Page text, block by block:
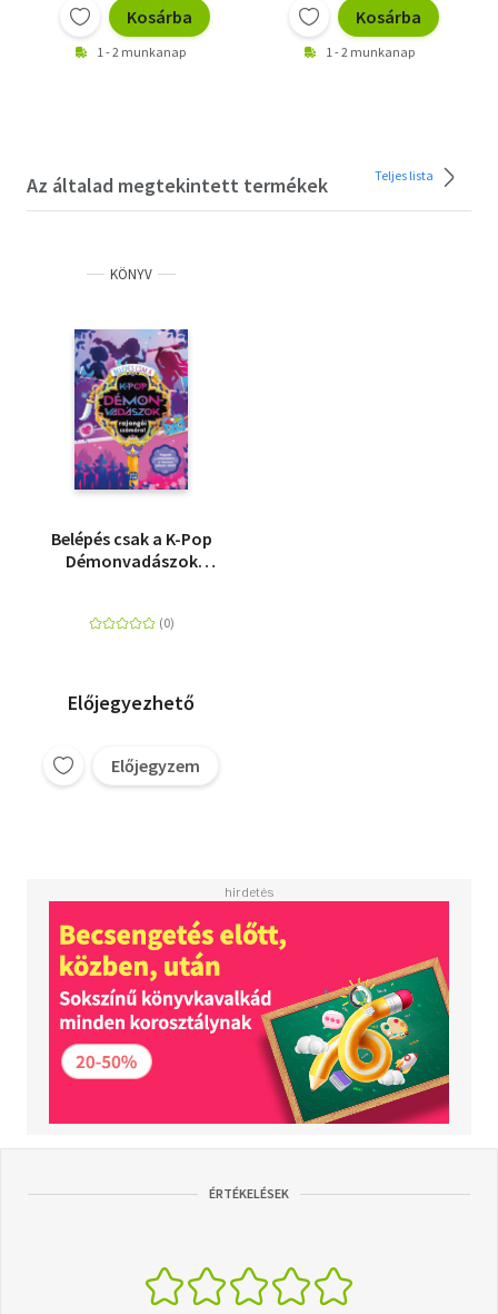
Kosárba
1 - 2 munkanap
Kosárba
1 - 2 munkanap
Az általad megtekintett termékek Teljes lista
KÖNYV
Belépés csak a K-Pop
Démonvadászok
Előjegyezhető
Előjegyzem
ÉRTÉKELÉSEK